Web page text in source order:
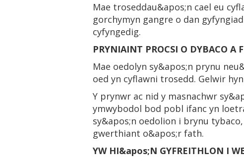
Mae troseddau&apos;n cael eu
gorchymyn gangre o dan
cyfyngedig.
PRYNIAINT PROCSI O DYBACO A
Mae oedolyn sy&apos;n prynu
oed yn cyflawni trosedd. Gelwir
Y prynwr ac nid y masnachwr
ymwybodol bod pobl ifanc yn
sy&apos;n oedolion i brynu
gwerthiant o&apos;r fath.
YW HI&apos;N GYFREITHLON I